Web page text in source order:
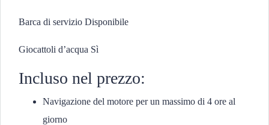
Barca di servizio Disponibile
Giocattoli d’acqua Sì
Incluso nel prezzo:
Navigazione del motore per un massimo di 4 ore al
giorno